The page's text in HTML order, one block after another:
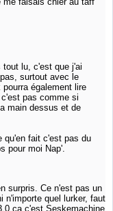
tout lu, c'est que j'ai
surtout avec le
également lire
pas comme si
main dessus et de
qu'en fait c'est pas du
pour moi Nap'.
surpris. Ce n'est pas un
n'importe quel lurker, faut
ça c'est Seskemachine